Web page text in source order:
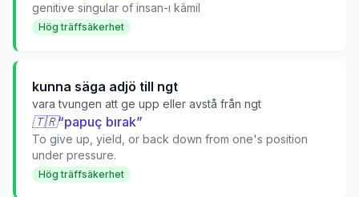
genitive singular of insan-ı kâmil
Hög träffsäkerhet
kunna säga adjö till ngt
vara tvungen att ge upp eller avstå från ngt
🇹🇷“papuç bırak”
To give up, yield, or back down from one's position
under pressure.
Hög träffsäkerhet